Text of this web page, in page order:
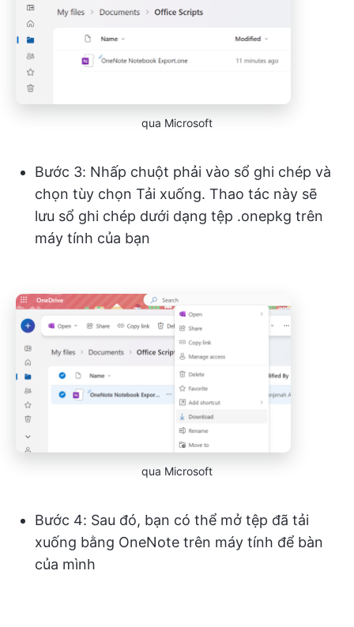
qua Microsoft
Bước 3: Nhấp chuột phải vào sổ ghi chép và
chọn tùy chọn Tải xuống. Thao tác này sẽ
lưu sổ ghi chép dưới dạng tệp .onepkg trên
máy tính của bạn
qua Microsoft
Bước 4: Sau đó, bạn có thể mở tệp đã tải
xuống bằng OneNote trên máy tính để bàn
của mình